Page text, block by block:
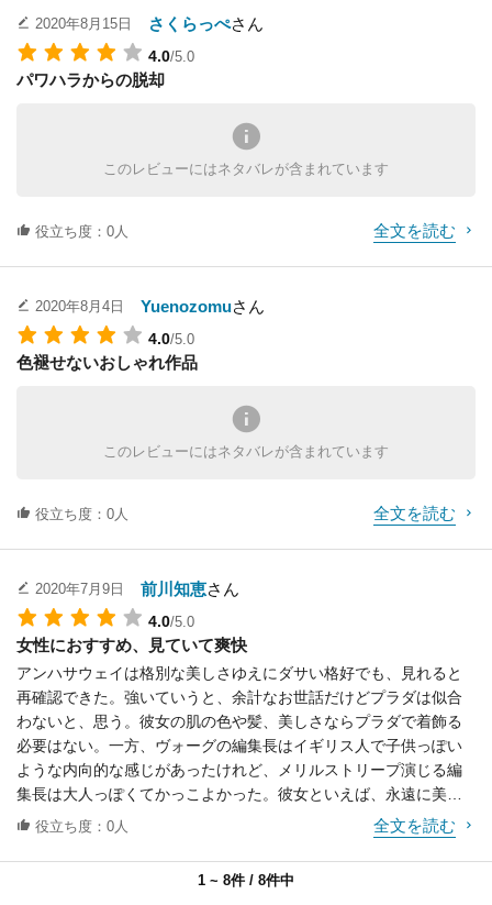
この映画を見ていて仕事一本に生きるいわゆらバリキャリ系の生
活を垣間見ることができます。
仕事に生きるのか、それともプライベートを優先させるのか。
これからの自分の身の振り方を考えさせられるきっかけとなりま
ゴージャスで華やかな業界の話でありますが、仕事に生きる以上
どの業界でも変わらないものがあると感じました。
けとしてみるのもよしな作品であらゆる人にオススメすることが
2020年8月15日 さくらっぺさん
4.0/5.0
パワハラからの脱却
このレビューにはネタバレが含まれています
役立ち度：0人 全文を読む
2020年8月4日 Yuenozomuさん
4.0/5.0
色褪せないおしゃれ作品
このレビューにはネタバレが含まれています
役立ち度：0人 全文を読む
2020年7月9日 前川知恵さん
4.0/5.0
女性におすすめ、見ていて爽快
アンハサウェイは格別な美しさゆえにダサい格好でも、見れると
再確認できた。強いていうと、余計なお世話だけどプラダは似合
わないと、思う。彼女の肌の色や髪、美しさならプラダで着飾る
必要はない。一方、ヴォーグの編集長はイギリス人で子供っぽい
ような内向的な感じがあったけれど、メリルストリープ演じる編
集長は大人っぽくてかっこよかった。彼女といえば、永遠に美し
くを思い出す。映画作品のなかで超人的な 存在感を醸し出してい
るのだ。ヴォーグに勤めるもののプライド、意欲、野心というも
のが程よく描かれていたので、気持ちよかった。日本人と違って
スパと言い切ってしまう気持ち良さ、これは 一流でないと嫌味に
役立ち度：0人 全文を読む
1 ~ 8件 / 8件中